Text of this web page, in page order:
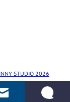
STUDIO 2026